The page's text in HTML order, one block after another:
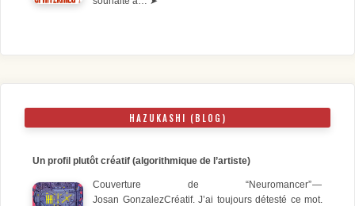
HAZUKASHI (BLOG)
Un profil plutôt créatif (algorithmique de l’artiste)
Couverture de “Neuromancer” —
Josan GonzalezCréatif. J’ai toujours détesté ce mot.